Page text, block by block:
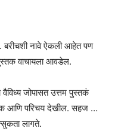
नावे ऐकली आहेत पण
पुस्तक वाचायला आवडेल.
जोपासत उत्तम पुस्तकं
आणि परिचय देखील. सहज …
लागते.